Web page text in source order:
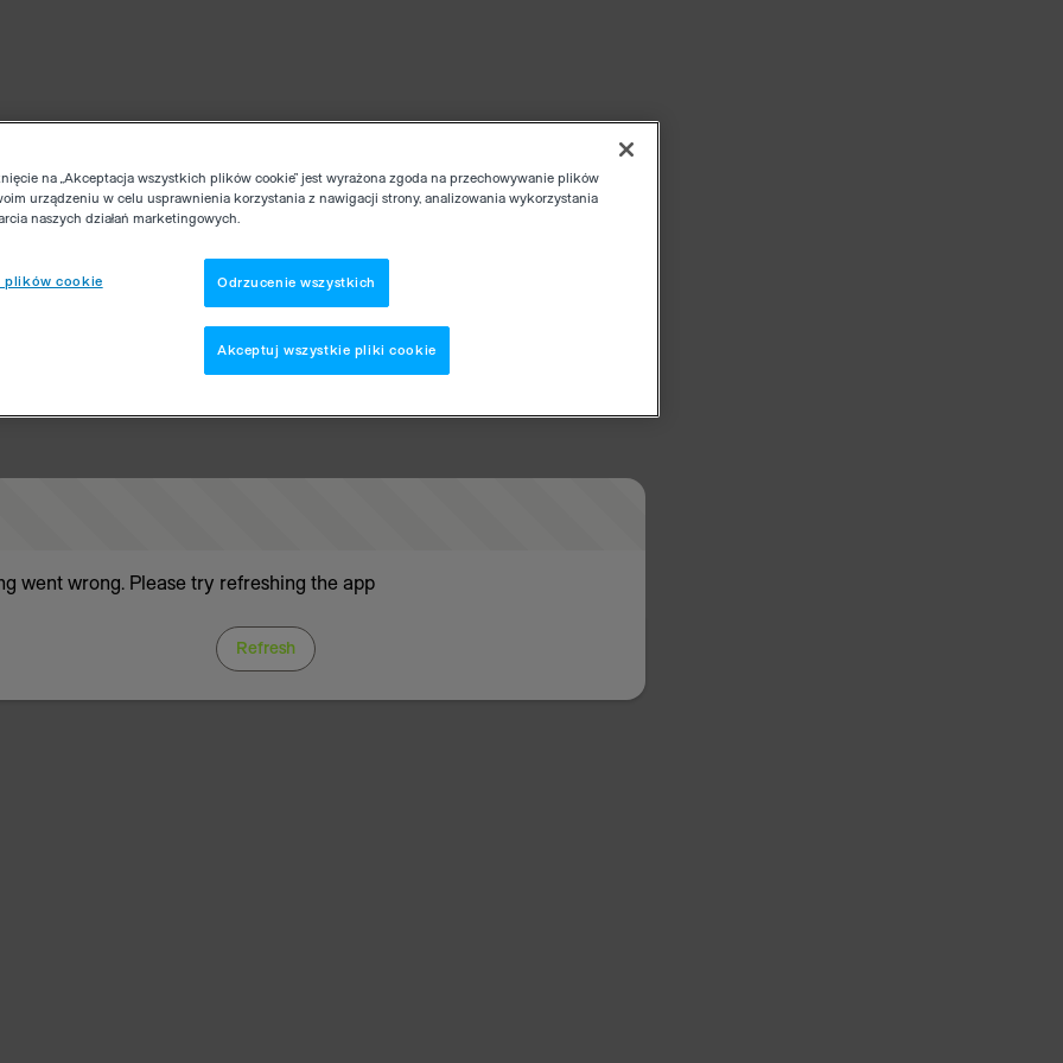
went wrong. Please try refreshing the app
Refresh
na „Akceptacja wszystkich plików cookie” jest wyrażona zgoda na przechowywanie plików
urządzeniu w celu usprawnienia korzystania z nawigacji strony, analizowania wykorzystania
naszych działań marketingowych.
plików cookie Odrzucenie wszystkich
Akceptuj wszystkie pliki cookie